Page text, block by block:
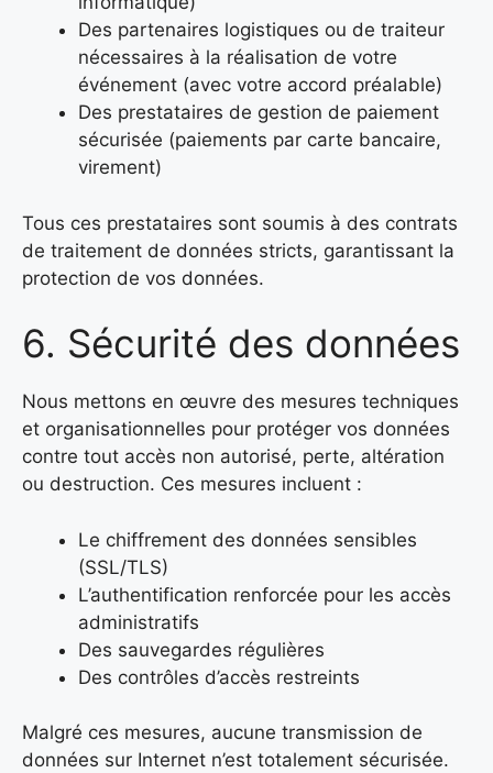
Des partenaires logistiques ou de traiteur
nécessaires à la réalisation de votre
événement (avec votre accord préalable)
Des prestataires de gestion de paiement
sécurisée (paiements par carte bancaire,
virement)
Tous ces prestataires sont soumis à des contrats
de traitement de données stricts, garantissant la
protection de vos données.
6. Sécurité des données
Nous mettons en œuvre des mesures techniques
et organisationnelles pour protéger vos données
contre tout accès non autorisé, perte, altération
ou destruction. Ces mesures incluent :
Le chiffrement des données sensibles
(SSL/TLS)
L’authentification renforcée pour les accès
administratifs
Des sauvegardes régulières
Des contrôles d’accès restreints
Malgré ces mesures, aucune transmission de
données sur Internet n’est totalement sécurisée.